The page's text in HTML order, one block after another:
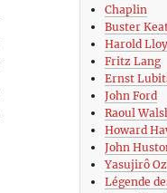
Chaplin
Buster
Harold
Fritz Lang
Ernst
John Ford
Raoul
Howard
John
Yasujirô
Légende